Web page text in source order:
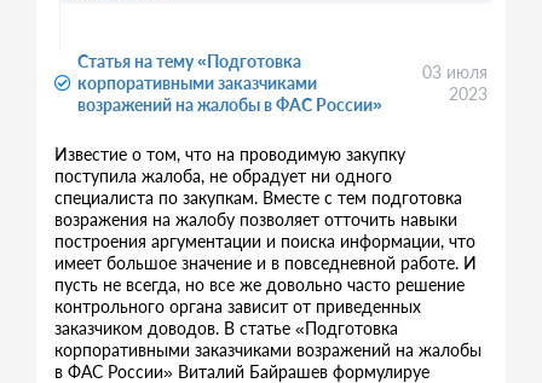
Статья на тему «Подготовка
корпоративными заказчиками
возражений на жалобы в ФАС России»
03 июля
2023
Известие о том, что на проводимую закупку
поступила жалоба, не обрадует ни одного
специалиста по закупкам. Вместе с тем подготовка
возражения на жалобу позволяет отточить навыки
построения аргументации и поиска информации, что
имеет большое значение и в повседневной работе. И
пусть не всегда, но все же довольно часто решение
контрольного органа зависит от приведенных
заказчиком доводов. В статье «Подготовка
корпоративными заказчиками возражений на жалобы
в ФАС России» Виталий Байрашев формулируе